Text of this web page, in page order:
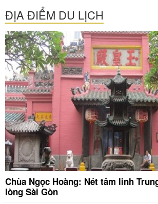
ĐỊA ĐIỂM DU LỊCH
Chùa Ngọc Hoàng: Nét tâm linh
lòng Sài Gòn